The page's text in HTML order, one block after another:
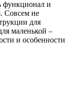
функционал и
Совсем не
для
маленькой –
и особенности